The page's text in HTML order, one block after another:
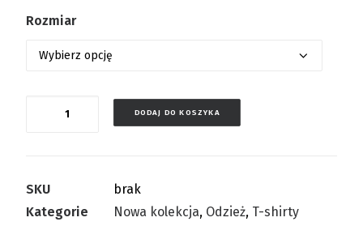
Rozmiar
DODAJ DO KOSZYKA
SKU
brak
Kategorie
Nowa kolekcja, Odzież, T-shirty